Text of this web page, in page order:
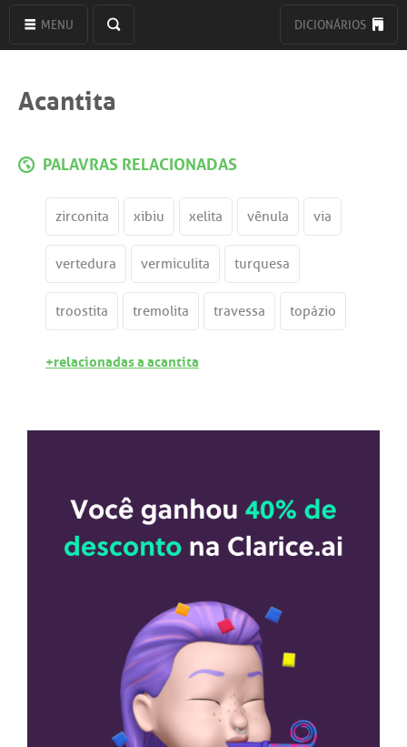
MENU DICIONÁRIOS
Acantita
PALAVRAS RELACIONADAS
zirconita xibiu xelita vênula via
vertedura vermiculita turquesa
troostita tremolita travessa topázio
+relacionadas a acantita